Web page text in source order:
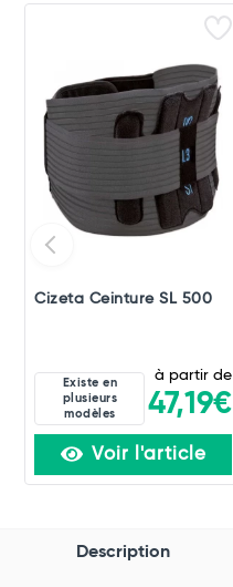
Cizeta Ceinture SL 500
Existe en
plusieurs
modèles
à partir de
47,19€
Voir l'article
Description